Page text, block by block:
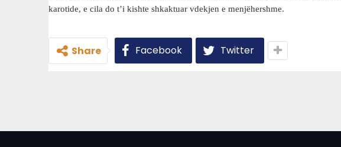
karotide, e cila do t’i kishte shkaktuar vdekjen e menjëhershme.
Share Facebook Twitter